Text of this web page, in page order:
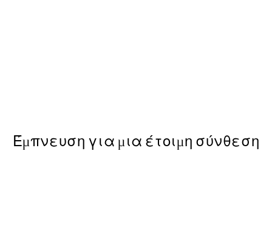
Έμπνευση για μια έτοιμη σύνθεση